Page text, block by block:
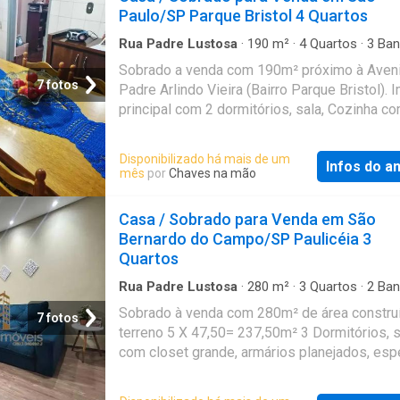
7 fotos
Paulo/SP Parque Bristol 4 Quartos
Rua Padre Lustosa · 190 m² · 4Quartos · 3
serviço· Quintal
Sobrado a venda com 190m² próximo à
Padre Arlindo Vieira (Bairro Parque Bristol).
principal com 2 dormitórios, sala, Cozinha
Quintal Grande, área de Serviço, 1 banheiro,
vagas de garagem cobertas. São 190,00m²
total/terreno, 190,00m² útil/construída; Nos
Sala Cozinha e Banheiro (Alugada por R$
(Por Mês). E a Segunda com: Quarto e Cozinha
(Alugada por R$ 700,00) por mês. Sendo uma
excelente oportunidade para investidores, o
é todo com laje, possibilitando a construção
um pavimento (Tem estrutura) comprovada por
engenheiro. Observação: A documentação
acordo, é aceito o financiamento bancário.
Disponibilizado há mais de um
mês porChaves na mão Infos do
7 fotos
Casa / Sobrado para Venda em São
Bernardo do Campo/SP Paulicéia 3
Quartos
Rua Padre Lustosa · 280 m² · 3 Quartos · 2
Sobrado à venda com 280m² de área
terreno 5 X 47,50= 237,50m² 3 Dormitórios,
com closet grande, armários planejados,
cinema) 2 Banheiro amplos e Sala 2